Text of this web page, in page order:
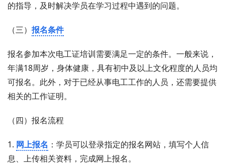
的指导，及时解决学员在学习过程中遇到的问题。
（三） 报名条件
报名参加本次电工证培训需要满足一定的条件。一般来说，
年满18周岁，身体健康，具有初中及以上文化程度的人员均
可报名。此外，对于已经从事电工工作的人员，还需要提供
相关的工作证明。
（四）报名流程
1. 网上报名 ：学员可以登录指定的报名网站，填写个人信
息、上传相关资料，完成网上报名。